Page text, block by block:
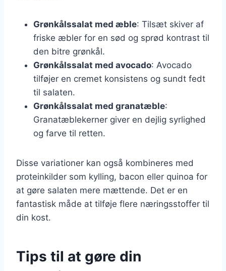
Grønkålssalat med æble: Tilsæt skiver af
friske æbler for en sød og sprød kontrast til
den bitre grønkål.
Grønkålssalat med avocado: Avocado
tilføjer en cremet konsistens og sundt fedt
til salaten.
Grønkålssalat med granatæble:
Granatæblekerner giver en dejlig syrlighed
og farve til retten.
Disse variationer kan også kombineres med
proteinkilder som kylling, bacon eller quinoa for
at gøre salaten mere mættende. Det er en
fantastisk måde at tilføje flere næringsstoffer til
din kost.
Tips til at gøre din